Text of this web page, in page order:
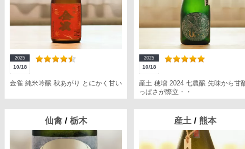
2025
10/18
金雀 純米吟醸 秋あがり とにかく甘い
2025
10/18
産土 穂増 2024 七農醸 先味から甘
っぱさが際立・・
仙禽 / 栃木 産土 / 熊本